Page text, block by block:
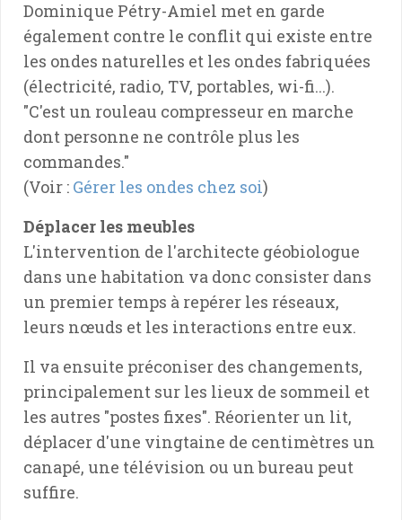
Dominique Pétry-Amiel met en garde
également contre le conflit qui existe entre
les ondes naturelles et les ondes fabriquées
(électricité, radio, TV, portables, wi-fi...).
"C'est un rouleau compresseur en marche
dont personne ne contrôle plus les
commandes."
(Voir : Gérer les ondes chez soi)
Déplacer les meubles
L'intervention de l'architecte géobiologue
dans une habitation va donc consister dans
un premier temps à repérer les réseaux,
leurs nœuds et les interactions entre eux.
Il va ensuite préconiser des changements,
principalement sur les lieux de sommeil et
les autres "postes fixes". Réorienter un lit,
déplacer d'une vingtaine de centimètres un
canapé, une télévision ou un bureau peut
suffire.